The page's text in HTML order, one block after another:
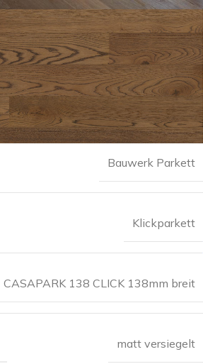
Bauwerk Parkett
Klickparkett
CASAPARK 138 CLICK 138mm breit
matt versiegelt